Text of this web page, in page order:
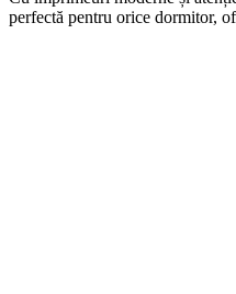
perfectă pentru orice dormitor,